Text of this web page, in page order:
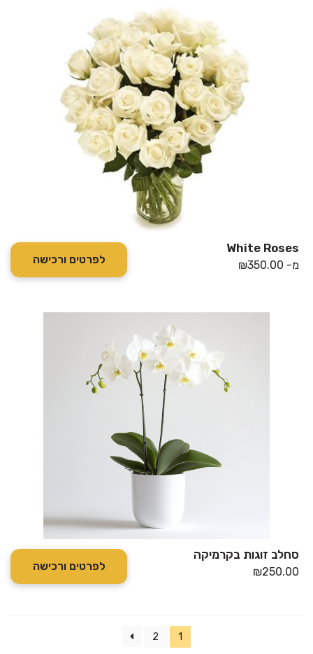
White Roses
מ- ₪350.00 לפרטים ורכישה
סחלב זוגות בקרמיקה
₪250.00 לפרטים ורכישה
1
2